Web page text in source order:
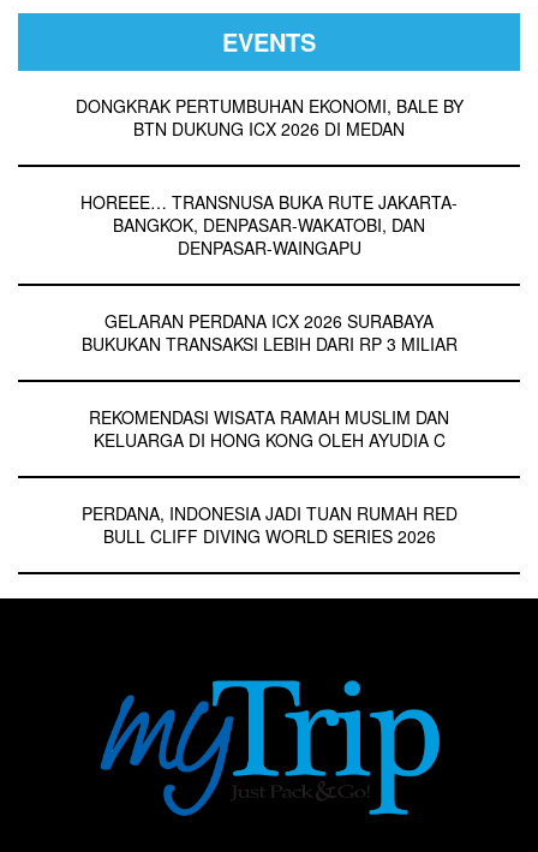
EVENTS
DONGKRAK PERTUMBUHAN EKONOMI, BALE BY
BTN DUKUNG ICX 2026 DI MEDAN
HOREEE… TRANSNUSA BUKA RUTE JAKARTA-
BANGKOK, DENPASAR-WAKATOBI, DAN
DENPASAR-WAINGAPU
GELARAN PERDANA ICX 2026 SURABAYA
BUKUKAN TRANSAKSI LEBIH DARI RP 3 MILIAR
REKOMENDASI WISATA RAMAH MUSLIM DAN
KELUARGA DI HONG KONG OLEH AYUDIA C
PERDANA, INDONESIA JADI TUAN RUMAH RED
BULL CLIFF DIVING WORLD SERIES 2026